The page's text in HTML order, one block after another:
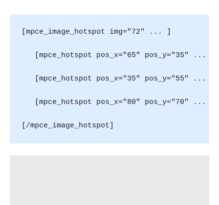
[mpce_image_hotspot img="72" ... ]
[mpce_hotspot pos_x="65" pos_y="35" ...
[mpce_hotspot pos_x="35" pos_y="55" ...
[mpce_hotspot pos_x="80" pos_y="70" ...
[/mpce_image_hotspot]